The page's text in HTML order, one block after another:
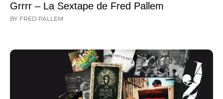
Grrrr – La Sextape de Fred Pallem
BY FRED PALLEM